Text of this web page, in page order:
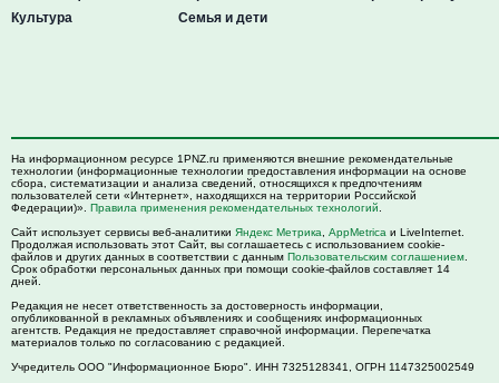
Культура
Семья и дети
На информационном ресурсе 1PNZ.ru применяются внешние рекомендательные
технологии (информационные технологии предоставления информации на основе
сбора, систематизации и анализа сведений, относящихся к предпочтениям
пользователей сети «Интернет», находящихся на территории Российской
Федерации)». Правила применения рекомендательных технологий
Сайт использует сервисы веб-аналитики Яндекс Метрика AppMetrica и LiveInternet.
Продолжая использовать этот Сайт, вы соглашаетесь с использованием cookie-
файлов и других данных в соответствии с данным Пользовательским соглашением
Срок обработки персональных данных при помощи cookie-файлов составляет 14
дней.
Редакция не несет ответственность за достоверность информации,
опубликованной в рекламных объявлениях и сообщениях информационных
агентств. Редакция не предоставляет справочной информации. Перепечатка
материалов только по согласованию с редакцией.
Учредитель ООО "Информационное Бюро". ИНН 7325128341, ОГРН 1147325002549